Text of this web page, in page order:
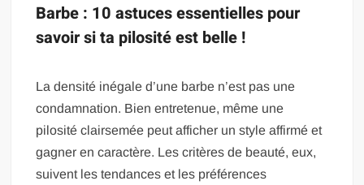
Barbe : 10 astuces essentielles pour
savoir si ta pilosité est belle !
La densité inégale d’une barbe n’est pas une
condamnation. Bien entretenue, même une
pilosité clairsemée peut afficher un style affirmé et
gagner en caractère. Les critères de beauté, eux,
suivent les tendances et les préférences